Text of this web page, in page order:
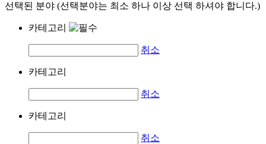
선택된 분야 (선택분야는 최소 하나 이상 선택 하셔야 합니다.)
카테고리
취소
카테고리
취소
카테고리
취소